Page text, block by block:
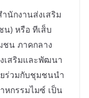
นักงานส่งเสริม
น) หรือ ทีเส็บ
ชน ภาคกลาง
เสริมและพัฒนา
ร่วมกับชุมชนนำ
หกรรมไมซ์ เป็น